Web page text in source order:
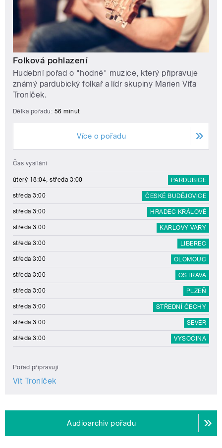
Folková pohlazení
Hudební pořad o "hodné" muzice, který připravuje
známý pardubický folkař a lídr skupiny Marien Víťa
Troníček.
Délka pořadu: 56 minut
Více o pořadu
Čas vysílání
úterý 18:04, středa 3:00 PARDUBICE
středa 3:00 ČESKÉ BUDĚJOVICE
středa 3:00 HRADEC KRÁLOVÉ
středa 3:00 KARLOVY VARY
středa 3:00 LIBEREC
středa 3:00 OLOMOUC
středa 3:00 OSTRAVA
středa 3:00 PLZEŇ
středa 3:00 STŘEDNÍ ČECHY
středa 3:00 SEVER
středa 3:00 VYSOČINA
Pořad připravují
Vít Troníček
Audioarchiv pořadu